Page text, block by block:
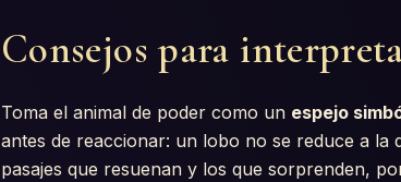
Consejos para
Toma el animal de poder como un espejo
antes de reaccionar: un lobo no se reduce a la
pasajes que resuenan y los que sorprenden,